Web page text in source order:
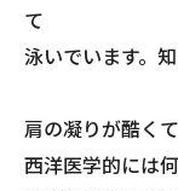
て
泳いでいます。
肩の凝りが酷く
西洋医学的には